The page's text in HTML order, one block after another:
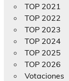
TOP 2021
TOP 2022
TOP 2023
TOP 2024
TOP 2025
TOP 2026
Votaciones